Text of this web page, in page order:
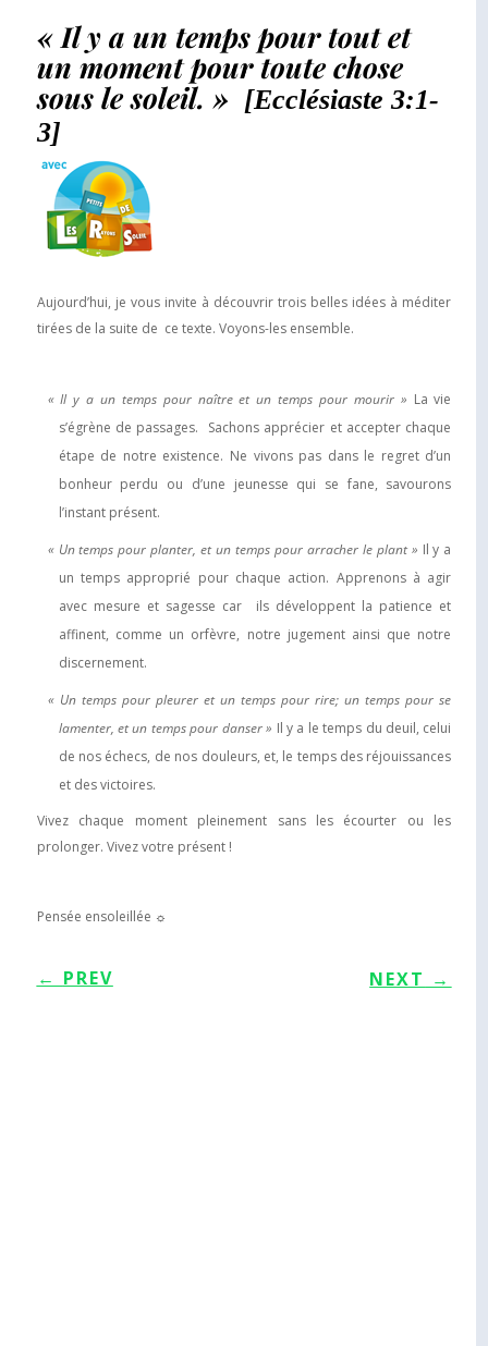
« Il y a un temps pour tout et
un moment pour toute chose
sous le soleil. » [Ecclésiaste 3:1-
3]
Aujourd’hui, je vous invite à découvrir trois belles idées à méditer
tirées de la suite de ce texte. Voyons-les ensemble.
« Il y a un temps pour naître et un temps pour mourir » La vie
s’égrène de passages. Sachons apprécier et accepter chaque
étape de notre existence. Ne vivons pas dans le regret d’un
bonheur perdu ou d’une jeunesse qui se fane, savourons
l’instant présent.
« Un temps pour planter, et un temps pour arracher le plant » Il y a
un temps approprié pour chaque action. Apprenons à agir
avec mesure et sagesse car ils développent la patience et
affinent, comme un orfèvre, notre jugement ainsi que notre
discernement.
« Un temps pour pleurer et un temps pour rire; un temps pour se
lamenter, et un temps pour danser » Il y a le temps du deuil, celui
de nos échecs, de nos douleurs, et, le temps des réjouissances
et des victoires.
Vivez chaque moment pleinement sans les écourter ou les
prolonger. Vivez votre présent !
Pensée ensoleillée ☼
← PREV NEXT →